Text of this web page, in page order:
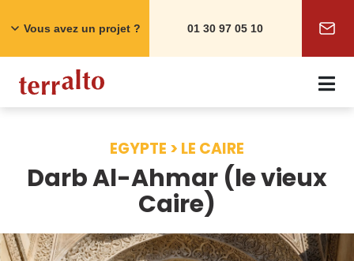
Vous avez un projet ? 01 30 97 05 10
EGYPTE > LE CAIRE
Darb Al-Ahmar (le vieux
Caire)